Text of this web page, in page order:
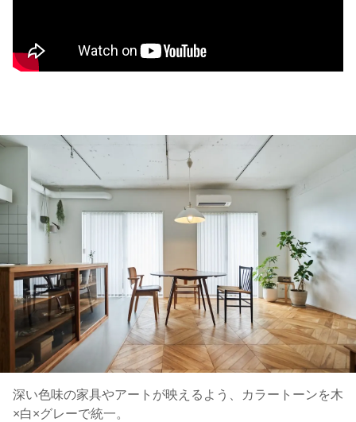
深い色味の家具やアートが映えるよう、カラートーンを木
×白×グレーで統一。